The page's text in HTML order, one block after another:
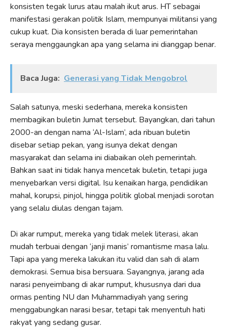
konsisten tegak lurus atau malah ikut arus. HT sebagai
manifestasi gerakan politik Islam, mempunyai militansi yang
cukup kuat. Dia konsisten berada di luar pemerintahan
seraya menggaungkan apa yang selama ini dianggap benar.
Baca Juga: Generasi yang Tidak Mengobrol
Salah satunya, meski sederhana, mereka konsisten
membagikan buletin Jumat tersebut. Bayangkan, dari tahun
2000-an dengan nama ‘Al-Islam’, ada ribuan buletin
disebar setiap pekan, yang isunya dekat dengan
masyarakat dan selama ini diabaikan oleh pemerintah.
Bahkan saat ini tidak hanya mencetak buletin, tetapi juga
menyebarkan versi digital. Isu kenaikan harga, pendidikan
mahal, korupsi, pinjol, hingga politik global menjadi sorotan
yang selalu diulas dengan tajam.
Di akar rumput, mereka yang tidak melek literasi, akan
mudah terbuai dengan ‘janji manis’ romantisme masa lalu.
Tapi apa yang mereka lakukan itu valid dan sah di alam
demokrasi. Semua bisa bersuara. Sayangnya, jarang ada
narasi penyeimbang di akar rumput, khususnya dari dua
ormas penting NU dan Muhammadiyah yang sering
menggabungkan narasi besar, tetapi tak menyentuh hati
rakyat yang sedang gusar.